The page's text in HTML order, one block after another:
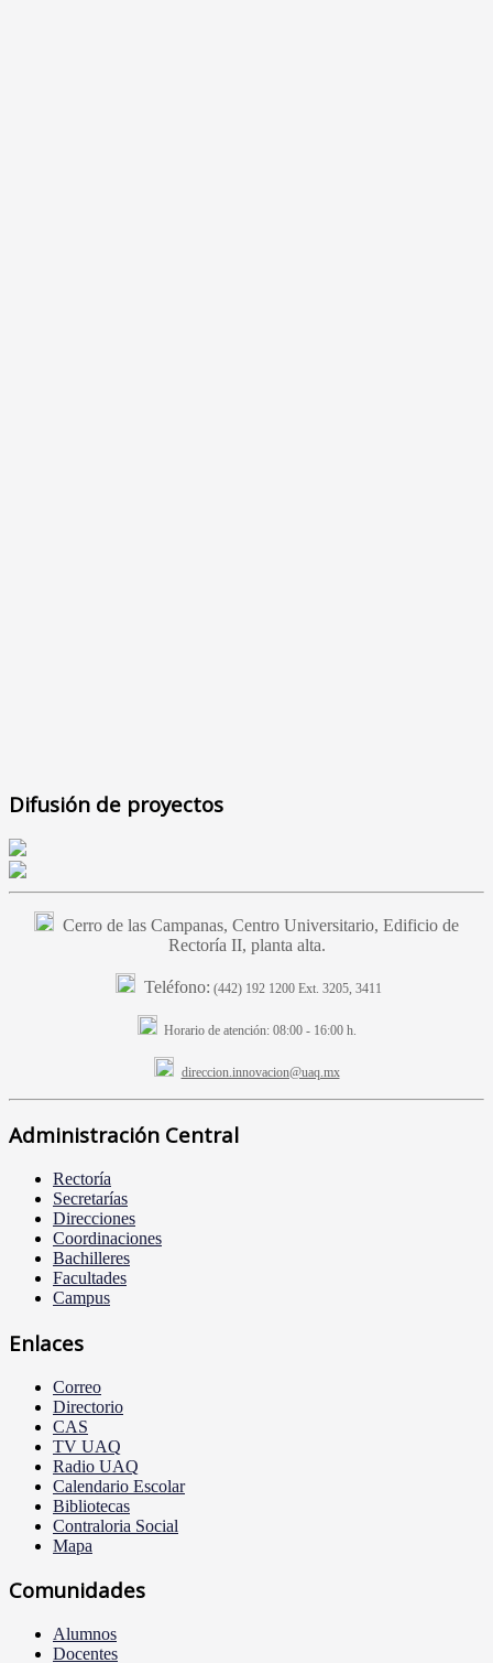
Difusión de proyectos
Cerro de las Campanas, Centro Universitario, Edificio de
Rectoría II, planta alta.
Teléfono: (442) 192 1200 Ext. 3205, 3411
Horario de atención:08:00 - 16:00 h.
direccion.innovacion@uaq.mx
Administración Central
Rectoría
Secretarías
Direcciones
Coordinaciones
Bachilleres
Facultades
Campus
Enlaces
Correo
Directorio
CAS
TV UAQ
Radio UAQ
Calendario Escolar
Bibliotecas
Contraloria Social
Mapa
Comunidades
Alumnos
Docentes